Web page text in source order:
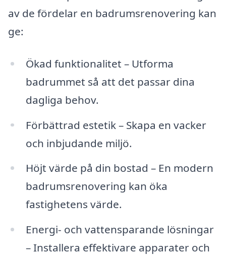
av de fördelar en badrumsrenovering kan
ge:
Ökad funktionalitet – Utforma
badrummet så att det passar dina
dagliga behov.
Förbättrad estetik – Skapa en vacker
och inbjudande miljö.
Höjt värde på din bostad – En modern
badrumsrenovering kan öka
fastighetens värde.
Energi- och vattensparande lösningar
– Installera effektivare apparater och